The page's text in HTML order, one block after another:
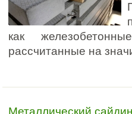
как
рассчитанные на
Металлический